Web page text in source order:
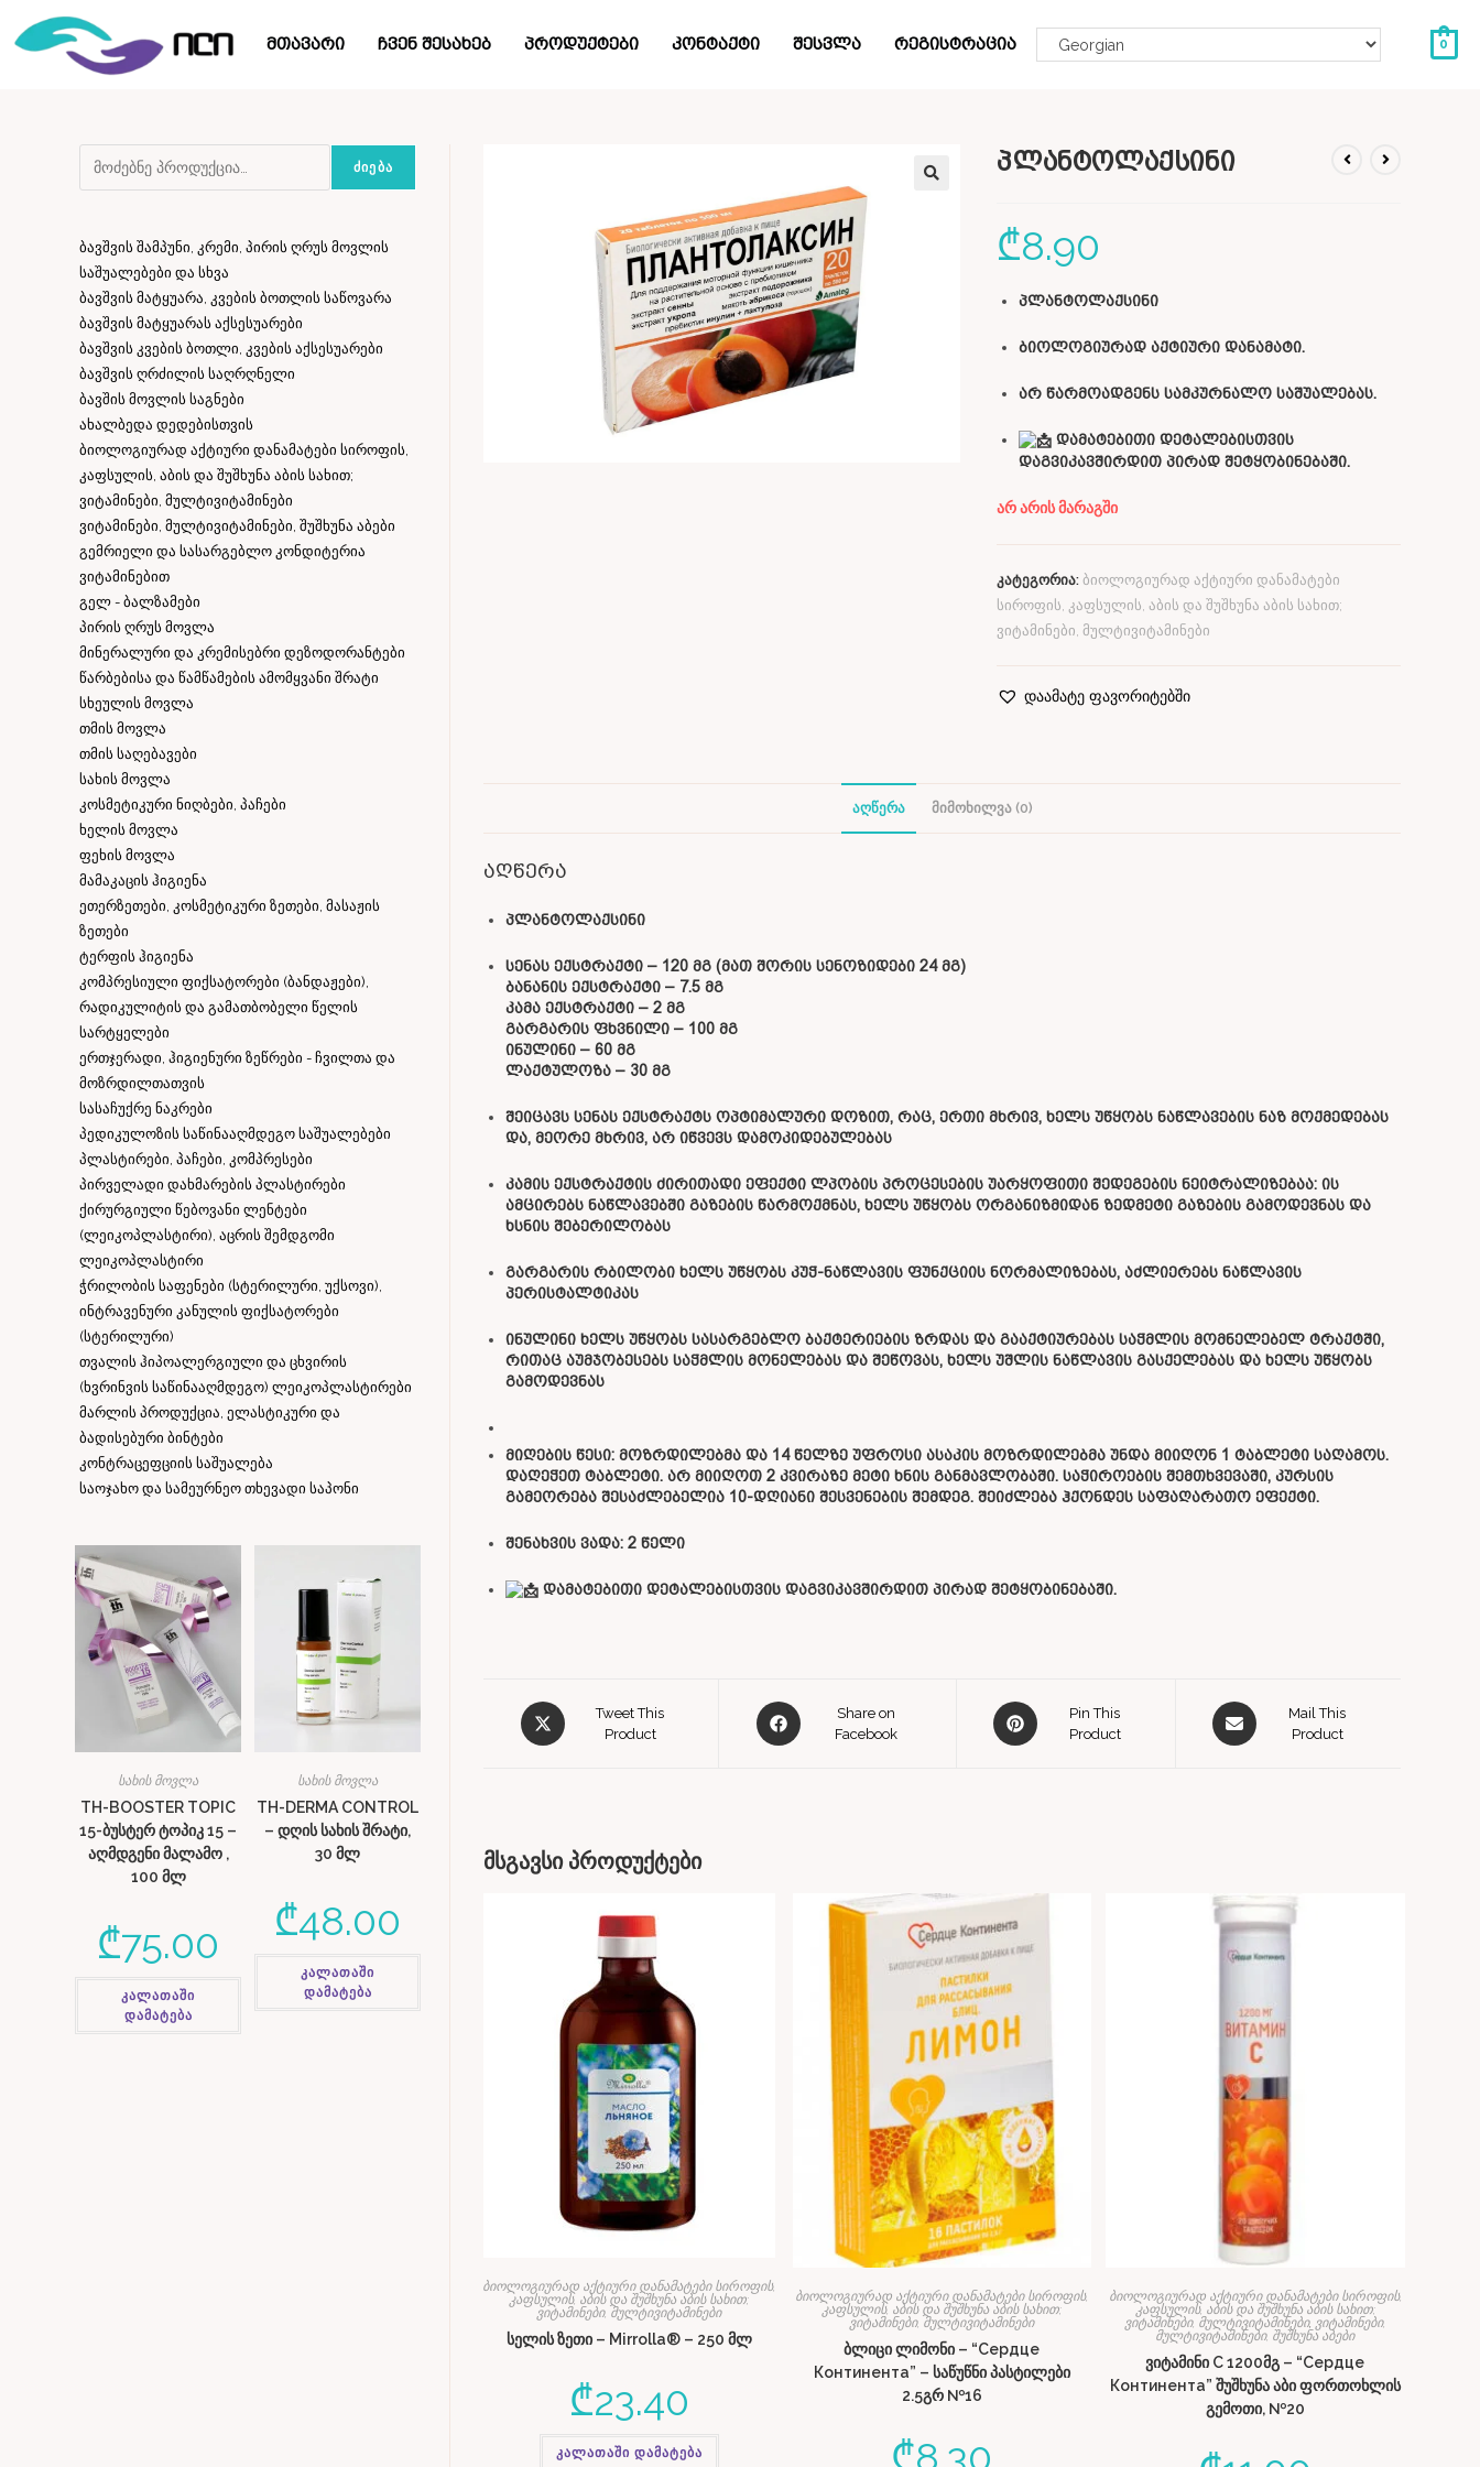
მთავარი ჩვენ შესახებ პროდუქტები კონტაქტი შესვლა რეგისტრაცია 0
პლანტოლაქსინი
₾8.90
პლანტოლაქსინი
ბიოლოგიურად აქტიური დანამატი.
არ წარმოადგენს სამკურნალო საშუალებას.
დამატებითი დეტალებისთვის
დაგვიკავშირდით პირად შეტყობინებაში.
არ არის მარაგში
კატეგორია:ბიოლოგიურად აქტიური დანამატები
სიროფის, კაფსულის, აბის და შუშხუნა აბის სახით;
ვიტამინები, მულტივიტამინები
დაამატე ფავორიტებში
ᲐᲦᲬᲔᲠᲐ ᲛᲘᲛᲝᲮᲘᲚᲕᲐ (0)
აღწერა
პლანტოლაქსინი
სენას ექსტრაქტი – 120 მგ (მათ შორის სენოზიდები 24 მგ)
ბანანის ექსტრაქტი – 7.5 მგ
კამა ექსტრაქტი – 2 მგ
გარგარის ფხვნილი – 100 მგ
ინულინი – 60 მგ
ლაქტულოზა – 30 მგ
შეიცავს სენას ექსტრაქტს ოპტიმალური დოზით, რაც, ერთი მხრივ, ხელს უწყობს ნაწლავების ნაზ მოქმედებას
და, მეორე მხრივ, არ იწვევს დამოკიდებულებას
კამის ექსტრაქტის ძირითადი ეფექტი ლპობის პროცესების უარყოფითი შედეგების ნეიტრალიზებაა: ის
ამცირებს ნაწლავებში გაზების წარმოქმნას, ხელს უწყობს ორგანიზმიდან ზედმეტი გაზების გამოდევნას და
ხსნის შებერილობას
გარგარის რბილობი ხელს უწყობს კუჭ-ნაწლავის ფუნქციის ნორმალიზებას, აძლიერებს ნაწლავის
პერისტალტიკას
ინულინი ხელს უწყობს სასარგებლო ბაქტერიების ზრდას და გააქტიურებას საჭმლის მომნელებელ ტრაქტში,
რითაც აუმჯობესებს საჭმლის მონელებას და შეწოვას, ხელს უშლის ნაწლავის გასქელებას და ხელს უწყობს
გამოდევნას
მიღების წესი: მოზრდილებმა და 14 წელზე უფროსი ასაკის მოზრდილებმა უნდა მიიღონ 1 ტაბლეტი საღამოს.
დაღეჭეთ ტაბლეტი. არ მიიღოთ 2 კვირაზე მეტი ხნის განმავლობაში. საჭიროების შემთხვევაში, კურსის
გამეორება შესაძლებელია 10-დღიანი შესვენების შემდეგ. შეიძლება ჰქონდეს საფაღარათო ეფექტი.
შენახვის ვადა: 2 წელი
დამატებითი დეტალებისთვის დაგვიკავშირდით პირად შეტყობინებაში.
Tweet This
Product
Share on
Facebook
Pin This
Product
Mail This
Product
მსგავსი პროდუქტები
ბიოლოგიურად აქტიური დანამატები სიროფის,
კაფსულის, აბის და შუშხუნა აბის სახით;
ვიტამინები, მულტივიტამინები
სელის ზეთი – Mirrolla® – 250 მლ
₾23.40
კალათაში დამატება
ბიოლოგიურად აქტიური დანამატები სიროფის,
კაფსულის, აბის და შუშხუნა აბის სახით;
ვიტამინები, მულტივიტამინები
ბლიცი ლიმონი – “Сердце
Континента” – საწუწნი პასტილები
2.5გრ №16
₾8.30
ბიოლოგიურად აქტიური დანამატები სიროფის,
კაფსულის, აბის და შუშხუნა აბის სახით;
ვიტამინები, მულტივიტამინები, ვიტამინები,
მულტივიტამინები, შუშხუნა აბები
ვიტამინი C 1200მგ – “Сердце
Континента” შუშხუნა აბი ფორთოხლის
გემოთი, №20
ᲫᲘᲔᲑᲐ
ბავშვის შამპუნი, კრემი, პირის ღრუს მოვლის
საშუალებები და სხვა
ბავშვის მატყუარა, კვების ბოთლის საწოვარა
ბავშვის მატყუარას აქსესუარები
ბავშვის კვების ბოთლი, კვების აქსესუარები
ბავშვის ღრძილის საღრღნელი
ბავშის მოვლის საგნები
ახალბედა დედებისთვის
ბიოლოგიურად აქტიური დანამატები სიროფის,
კაფსულის, აბის და შუშხუნა აბის სახით;
ვიტამინები, მულტივიტამინები
ვიტამინები, მულტივიტამინები, შუშხუნა აბები
გემრიელი და სასარგებლო კონდიტერია
ვიტამინებით
გელ - ბალზამები
პირის ღრუს მოვლა
მინერალური და კრემისებრი დეზოდორანტები
წარბებისა და წამწამების ამომყვანი შრატი
სხეულის მოვლა
თმის მოვლა
თმის საღებავები
სახის მოვლა
კოსმეტიკური ნიღბები, პაჩები
ხელის მოვლა
ფეხის მოვლა
მამაკაცის ჰიგიენა
ეთერზეთები, კოსმეტიკური ზეთები, მასაჟის
ზეთები
ტერფის ჰიგიენა
კომპრესიული ფიქსატორები (ბანდაჟები),
რადიკულიტის და გამათბობელი წელის
სარტყელები
ერთჯერადი, ჰიგიენური ზეწრები - ჩვილთა და
მოზრდილთათვის
სასაჩუქრე ნაკრები
პედიკულოზის საწინააღმდეგო საშუალებები
პლასტირები, პაჩები, კომპრესები
პირველადი დახმარების პლასტირები
ქირურგიული წებოვანი ლენტები
(ლეიკოპლასტირი), აცრის შემდგომი
ლეიკოპლასტირი
ჭრილობის საფენები (სტერილური, უქსოვი),
ინტრავენური კანულის ფიქსატორები
(სტერილური)
თვალის ჰიპოალერგიული და ცხვირის
(ხვრინვის საწინააღმდეგო) ლეიკოპლასტირები
მარლის პროდუქცია, ელასტიკური და
ბადისებური ბინტები
კონტრაცეფციის საშუალება
საოჯახო და სამეურნეო თხევადი საპონი
სახის მოვლა
TH-BOOSTER TOPIC
15-ბუსტერ ტოპიკ 15 –
აღმდგენი მალამო ,
100 მლ
₾75.00
კალათაში
დამატება
სახის მოვლა
TH-DERMA CONTROL
– დღის სახის შრატი,
30 მლ
₾48.00
კალათაში
დამატება